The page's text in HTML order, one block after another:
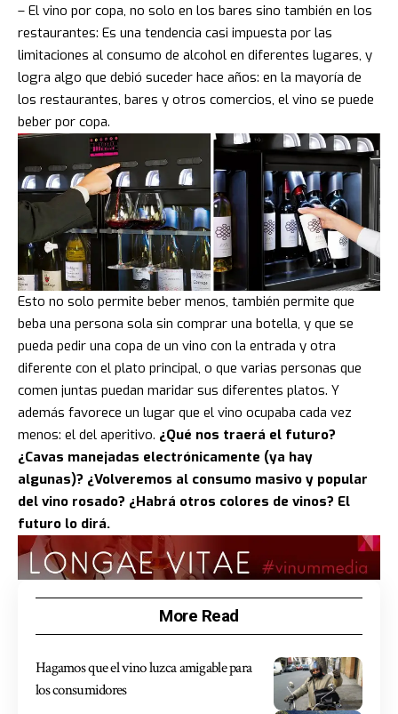
– El vino por copa, no solo en los bares sino también en los
restaurantes: Es una tendencia casi impuesta por las
limitaciones al consumo de alcohol en diferentes lugares, y
logra algo que debió suceder hace años: en la mayoría de
los restaurantes, bares y otros comercios, el vino se puede
beber por copa.
Esto no solo permite beber menos, también permite que
beba una persona sola sin comprar una botella, y que se
pueda pedir una copa de un vino con la entrada y otra
diferente con el plato principal, o que varias personas que
comen juntas puedan maridar sus diferentes platos. Y
además favorece un lugar que el vino ocupaba cada vez
menos: el del aperitivo. ¿Qué nos traerá el futuro?
¿Cavas manejadas electrónicamente (ya hay
algunas)? ¿Volveremos al consumo masivo y popular
del vino rosado? ¿Habrá otros colores de vinos? El
futuro lo dirá.
More Read
Hagamos que el vino luzca amigable para
los consumidores